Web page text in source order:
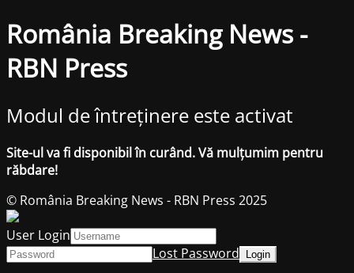
România Breaking News -
RBN Press
Modul de întreținere este activat
Site-ul va fi disponibil în curând. Vă mulțumim pentru
răbdare!
© România Breaking News - RBN Press 2025
User Login
Lost Password